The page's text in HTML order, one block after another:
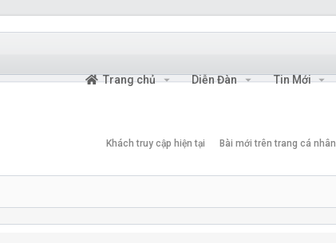
Trang chủ Diễn Đàn Tin Mới
Khách truy cập hiện tại Bài mới trên trang cá nhân